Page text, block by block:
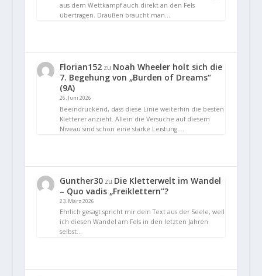
aus dem Wettkampf auch direkt an den Fels
übertragen. Draußen braucht man…
Florian152zu Noah Wheeler holt sich die
7. Begehung von „Burden of Dreams“
(9A)
26. Juni 2026
Beeindruckend, dass diese Linie weiterhin die besten
Kletterer anzieht. Allein die Versuche auf diesem
Niveau sind schon eine starke Leistung.…
Gunther30zu Die Kletterwelt im Wandel
– Quo vadis „Freiklettern“?
23. März 2026
Ehrlich gesagt spricht mir dein Text aus der Seele, weil
ich diesen Wandel am Fels in den letzten Jahren
selbst…